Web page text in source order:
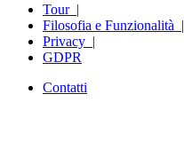
Tour |
Filosofia e Funzionalità |
Privacy |
GDPR
Contatti